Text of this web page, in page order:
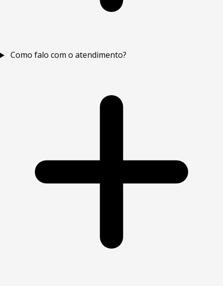
Como falo com o atendimento?